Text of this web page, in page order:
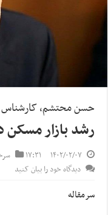
حسن محتشم،
رشد بازار مسکن
۱۴۰۲/۰۲/۰۷ ۱۷:۳۱
دیدگاه خود را بیان کنید
سرمقاله